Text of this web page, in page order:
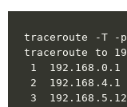
traceroute -T -p
traceroute to
1  192.168.0.1
2  192.168.4.1